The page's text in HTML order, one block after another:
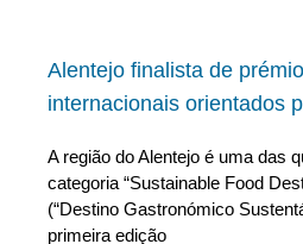
Alentejo finalista de
internacionais orientados
A região do Alentejo é uma das
categoria “Sustainable Food
(“Destino Gastronómico
primeira edição